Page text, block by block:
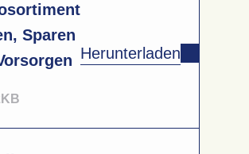
Sparen
Herunterladen